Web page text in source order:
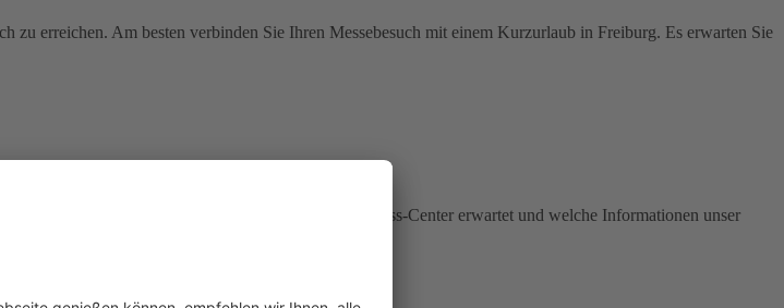
erreichen. Am besten verbinden Sie Ihren Messebesuch mit einem Kurzurlaub in Freiburg. Es erwarten Sie
was Sie in unserem Business-Center erwartet und welche Informationen unser
auf unserem Messegelände kennen.